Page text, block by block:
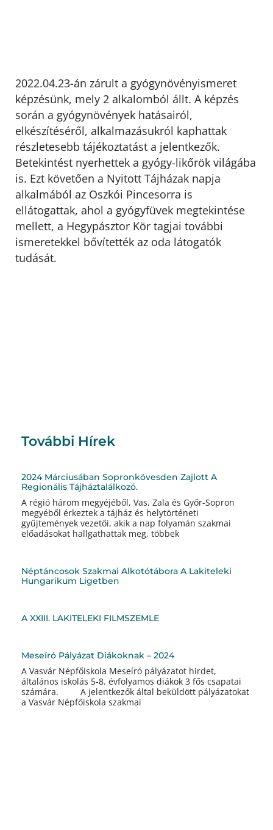
2022.04.23-án zárult a gyógynövényismeret
képzésünk, mely 2 alkalomból állt. A képzés
során a gyógynövények hatásairól,
elkészítéséről, alkalmazásukról kaphattak
részletesebb tájékoztatást a jelentkezők.
Betekintést nyerhettek a gyógy-likőrök világába
is. Ezt követően a Nyitott Tájházak napja
alkalmából az Oszkói Pincesorra is
ellátogattak, ahol a gyógyfüvek megtekintése
mellett, a Hegypásztor Kör tagjai további
ismeretekkel bővítették az oda látogatók
tudását.
További Hírek
2024 Márciusában Sopronkövesden Zajlott A
Regionális Tájháztalálkozó.
A régió három megyéjéből, Vas, Zala és Győr-Sopron
megyéből érkeztek a tájház és helytörténeti
gyűjtemények vezetői, akik a nap folyamán szakmai
előadásokat hallgathattak meg, többek
Néptáncosok Szakmai Alkotótábora A Lakiteleki
Hungarikum Ligetben
A XXIII. LAKITELEKI FILMSZEMLE
Meseíró Pályázat Diákoknak – 2024
A Vasvár Népfőiskola Meseíró pályázatot hirdet,
általános iskolás 5-8. évfolyamos diákok 3 fős csapatai
számára. A jelentkezők által beküldött pályázatokat
a Vasvár Népfőiskola szakmai